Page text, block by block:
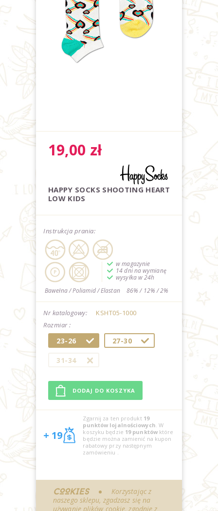
19,00 zł
HAPPY SOCKS SHOOTING HEART
LOW KIDS
Instrukcja prania:
w magazynie
14 dni na wymianę
wysyłka w 24h
Bawełna / Poliamid / Elastan
86% / 12% / 2%
Nr katalogowy:
KSHT05-1000
Rozmiar :
23-26 27-30
31-34
+ 19
Zgarnij za ten produkt 19
punktów lojalnościowych. W
koszyku będzie 19punktówktóre
będzie można zamienić na kupon
rabatowy przy następnym
zamówieniu .
COOKIES
Korzystając z
naszego sklepu, zgadzasz się na
używanie plików cookie, zgodnie z